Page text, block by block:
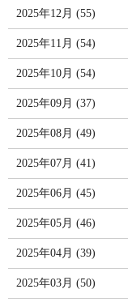
2025年12月 (55)
2025年11月 (54)
2025年10月 (54)
2025年09月 (37)
2025年08月 (49)
2025年07月 (41)
2025年06月 (45)
2025年05月 (46)
2025年04月 (39)
2025年03月 (50)